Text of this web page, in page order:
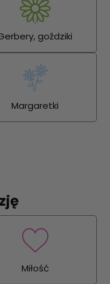
goździki
Margaretki
Miłość